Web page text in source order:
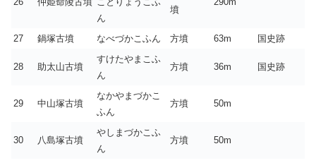
ん
墳
27 鍋塚古墳 なべづかこふん 方墳 63m 国史跡
28 助太山古墳
すけたやまこふ
ん
方墳 36m 国史跡
29 中山塚古墳
なかやまづかこ
ふん
方墳 50m
30 八島塚古墳
やしまづかこふ
ん
方墳 50m